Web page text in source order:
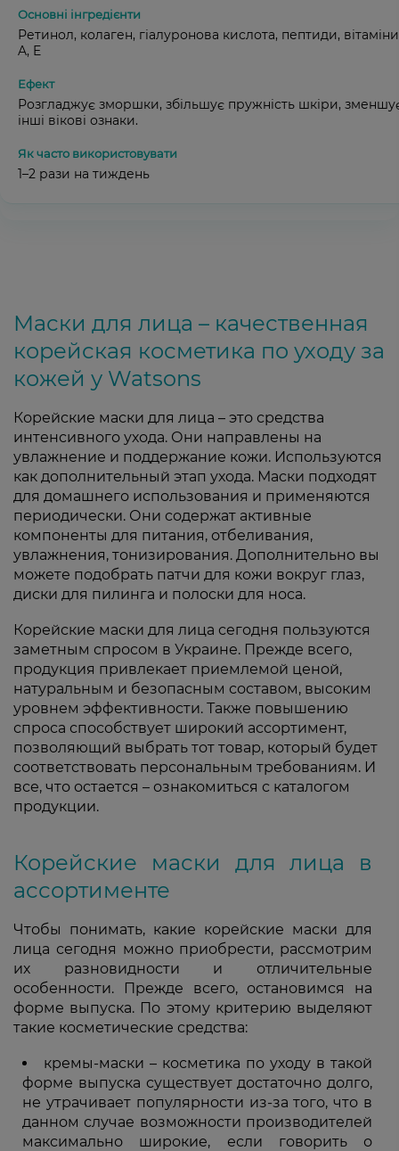
Ретинол, колаген, гіалуронова кислота, пептиди,
A, E
Розгладжує зморшки, збільшує пружність шкіри,
інші вікові ознаки.
1–2 рази на тиждень
Маски для лица – качественная
корейская косметика по уходу за
кожей у Watsons
Корейские маски для лица – это средства
интенсивного ухода. Они направлены на
увлажнение и поддержание кожи. Используются
как дополнительный этап ухода. Маски подходят
для домашнего использования и применяются
периодически. Они содержат активные
компоненты для питания, отбеливания,
увлажнения, тонизирования. Дополнительно вы
можете подобрать патчи для кожи вокруг глаз,
диски для пилинга и полоски для носа.
Корейские маски для лица сегодня пользуются
заметным спросом в Украине. Прежде всего,
продукция привлекает приемлемой ценой,
натуральным и безопасным составом, высоким
уровнем эффективности. Также повышению
спроса способствует широкий ассортимент,
позволяющий выбрать тот товар, который будет
соответствовать персональным требованиям. И
все, что остается – ознакомиться с каталогом
продукции.
Корейские маски для лица в
ассортименте
Чтобы понимать, какие корейские маски для
лица сегодня можно приобрести, рассмотрим
их разновидности и отличительные
особенности. Прежде всего, остановимся на
форме выпуска. По этому критерию выделяют
такие косметические средства:
кремы-маски – косметика по уходу в такой
форме выпуска существует достаточно долго,
не утрачивает популярности из-за того, что в
данном случае возможности производителей
максимально широкие, если говорить о